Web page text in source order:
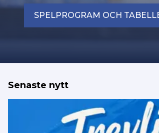
SPELPROGRAM OCH
Senaste nytt